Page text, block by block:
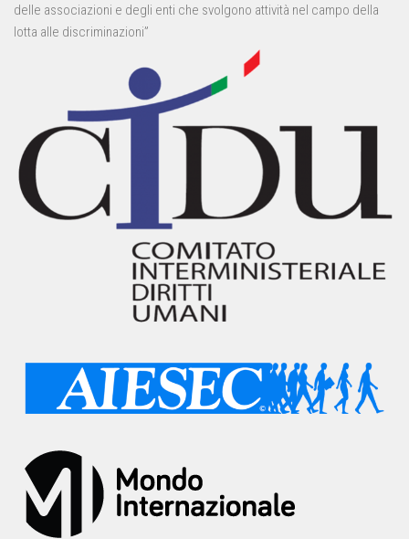
delle associazioni e degli enti che svolgono attività nel campo della
lotta alle discriminazioni”